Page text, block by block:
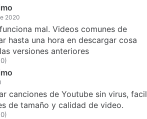
2020
mal. Videos comunes de
hasta una hora en descargar cosa
versiones anteriores
canciones de Youtube sin virus, facil
de tamaño y calidad de video.